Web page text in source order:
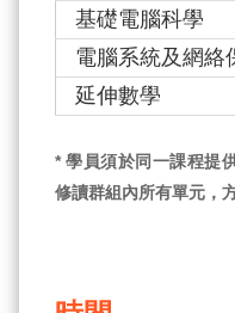
基礎電腦科學
電腦系統及網絡
延伸數學
* 學員須於同一課程提
修讀群組內所有單元，